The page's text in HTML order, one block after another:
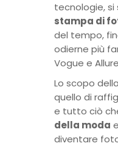
tecnologie, si
stampa di
del tempo,
odierne più
Vogue e
Lo scopo
quello di
e tutto ciò
della moda
diventare